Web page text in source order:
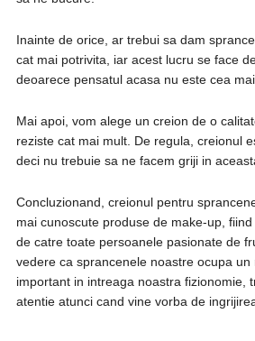
Inainte de orice, ar trebui sa dam
cat mai potrivita, iar acest lucru se face
deoarece pensatul acasa nu este cea
Mai apoi, vom alege un creion de o
reziste cat mai mult. De regula, creionul
deci nu trebuie sa ne facem griji in
Concluzionand, creionul pentru
mai cunoscute produse de make-up,
de catre toate persoanele pasionate de
vedere ca sprancenele noastre ocupa un
important in intreaga noastra fizionomie,
atentie atunci cand vine vorba de